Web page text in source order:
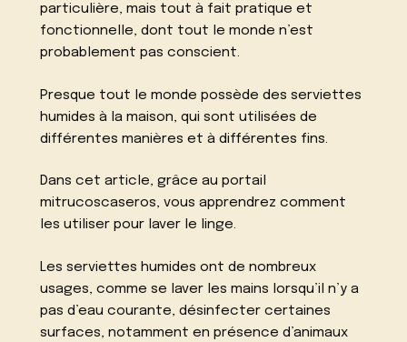
particulière, mais tout à fait pratique et
fonctionnelle, dont tout le monde n’est
probablement pas conscient.
Presque tout le monde possède des serviettes
humides à la maison, qui sont utilisées de
différentes manières et à différentes fins.
Dans cet article, grâce au portail
mitrucoscaseros, vous apprendrez comment
les utiliser pour laver le linge.
Les serviettes humides ont de nombreux
usages, comme se laver les mains lorsqu’il n’y a
pas d’eau courante, désinfecter certaines
surfaces, notamment en présence d’animaux